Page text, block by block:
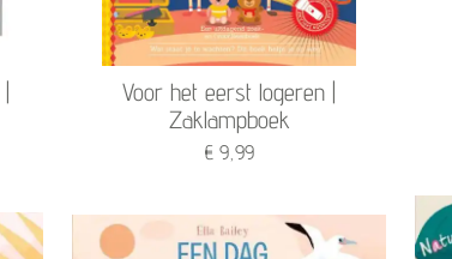
Voor het eerst logeren |
Zaklampboek
€ 9,99